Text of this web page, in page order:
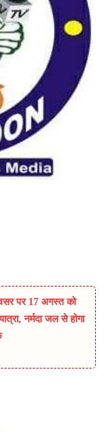
पर 17 अगस्त को
नर्मदा जल से होगा